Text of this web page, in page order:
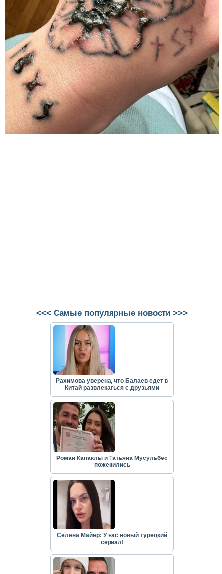
<<< Самые популярные новости >>>
Рахимова уверена, что Балаев едет в
Китай развлекаться с друзьями
Роман Капаклы и Татьяна Мусульбес
поженились
Селена Майер: У нас новый турецкий
сериал!